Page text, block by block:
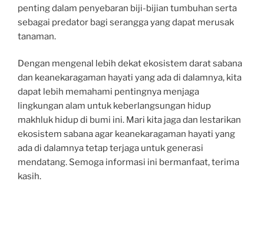
penting dalam penyebaran biji-bijian tumbuhan serta
sebagai predator bagi serangga yang dapat merusak
tanaman.
Dengan mengenal lebih dekat ekosistem darat sabana
dan keanekaragaman hayati yang ada di dalamnya, kita
dapat lebih memahami pentingnya menjaga
lingkungan alam untuk keberlangsungan hidup
makhluk hidup di bumi ini. Mari kita jaga dan lestarikan
ekosistem sabana agar keanekaragaman hayati yang
ada di dalamnya tetap terjaga untuk generasi
mendatang. Semoga informasi ini bermanfaat, terima
kasih.